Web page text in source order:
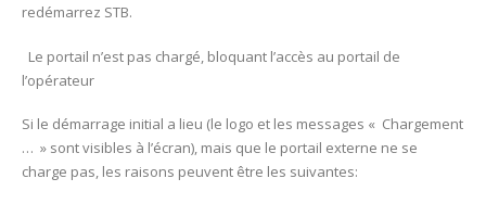
redémarrez STB.
Le portail n’est pas chargé, bloquant l’accès au portail de
l’opérateur
Si le démarrage initial a lieu (le logo et les messages « Chargement
… » sont visibles à l’écran), mais que le portail externe ne se
charge pas, les raisons peuvent être les suivantes: